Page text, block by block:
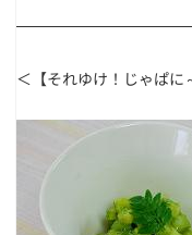
＜【それゆけ！じゃぱに